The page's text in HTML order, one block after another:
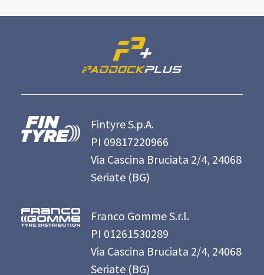
Fintyre S.p.A.
PI 09817220966
Via Cascina Bruciata 2/4, 24068
Seriate (BG)
Franco Gomme S.r.l.
PI 01261530289
Via Cascina Bruciata 2/4, 24068
Seriate (BG)